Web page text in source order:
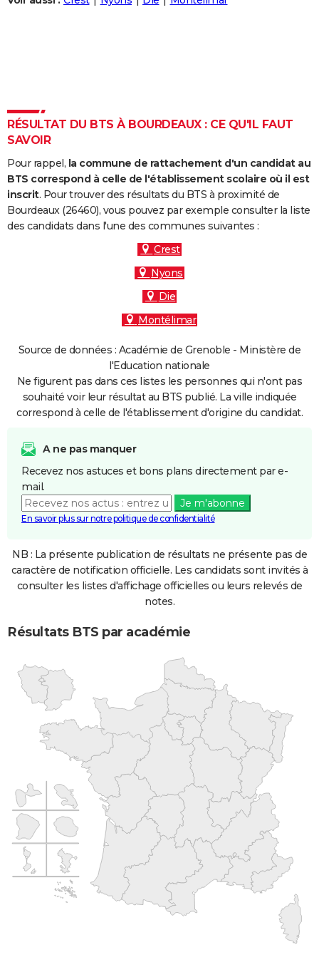
Carte de Noël
Carte Bonne année
Carte Saint-Valentin
Carte Pâques
Carte d'anniversaire
Dictionnaire
Biographies
Citations
Expressions
Proverbes
PROGRAMME TV
COPAINS D'AVANT
S'inscrire
Se connecter
Lycées
Collèges
Primaires
Universités
Entreprises
Service militaire
Avis de recherche
AVIS DE DÉCÈS
RÉSULTAT DU BTS À BOURDEAUX : CE QU'IL FAUT
SAVOIR
Pour rappel, la commune de rattachement d'un candidat au
BTS correspond à celle de l'établissement scolaire où il est
inscrit. Pour trouver des résultats du BTS à proximité de
Bourdeaux (26460), vous pouvez par exemple consulter la liste
des candidats dans l'une des communes suivantes :
Crest
Nyons
Die
Montélimar
Source de données : Académie de Grenoble - Ministère de
l'Education nationale
Ne figurent pas dans ces listes les personnes qui n'ont pas
souhaité voir leur résultat au BTS publié. La ville indiquée
correspond à celle de l'établissement d'origine du candidat.
A ne pas manquer
Recevez nos astuces et bons plans directement par e-
mail.
Je m'abonne
En savoir plus sur notre politique de confidentialité
NB : La présente publication de résultats ne présente pas de
caractère de notification officielle. Les candidats sont invités à
consulter les listes d'affichage officielles ou leurs relevés de
notes.
Résultats BTS par académie